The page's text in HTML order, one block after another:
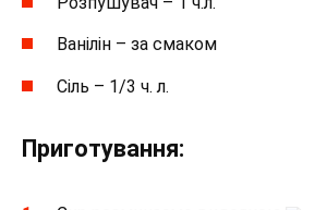
Ванілін – за смаком
Сіль – 1/3 ч. л.
Приготування: